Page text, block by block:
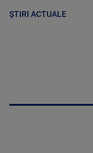
ȘTIRI ACTUALE